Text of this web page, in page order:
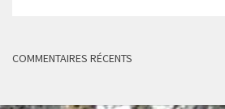
COMMENTAIRES RÉCENTS